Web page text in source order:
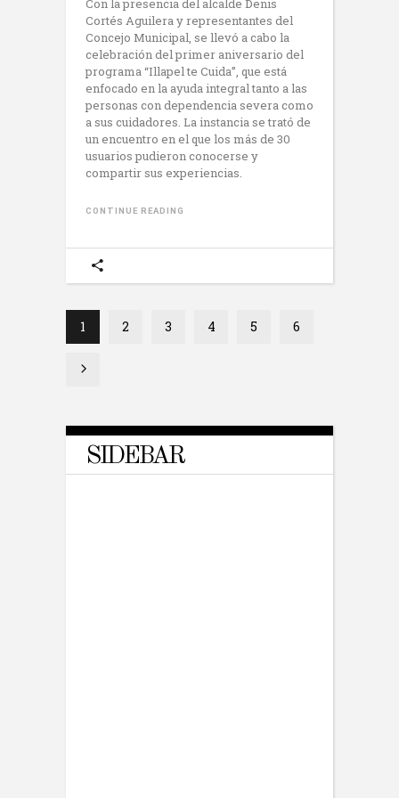
Con la presencia del alcalde Denis
Cortés Aguilera y representantes del
Concejo Municipal, se llevó a cabo la
celebración del primer aniversario del
programa “Illapel te Cuida”, que está
enfocado en la ayuda integral tanto a las
personas con dependencia severa como
a sus cuidadores. La instancia se trató de
un encuentro en el que los más de 30
usuarios pudieron conocerse y
compartir sus experiencias.
CONTINUE READING
1 2 3 4 5 6
SIDEBAR